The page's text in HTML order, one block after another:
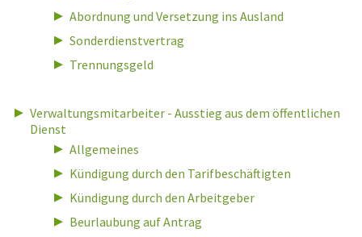
Abordnung und Versetzung ins Ausland
Sonderdienstvertrag
Trennungsgeld
Verwaltungsmitarbeiter - Ausstieg aus dem öffentlichen
Dienst
Allgemeines
Kündigung durch den Tarifbeschäftigten
Kündigung durch den Arbeitgeber
Beurlaubung auf Antrag